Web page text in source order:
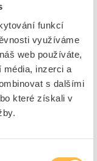
funkcí
využíváme
web používáte,
inzerci a
s dalšími
které získali v